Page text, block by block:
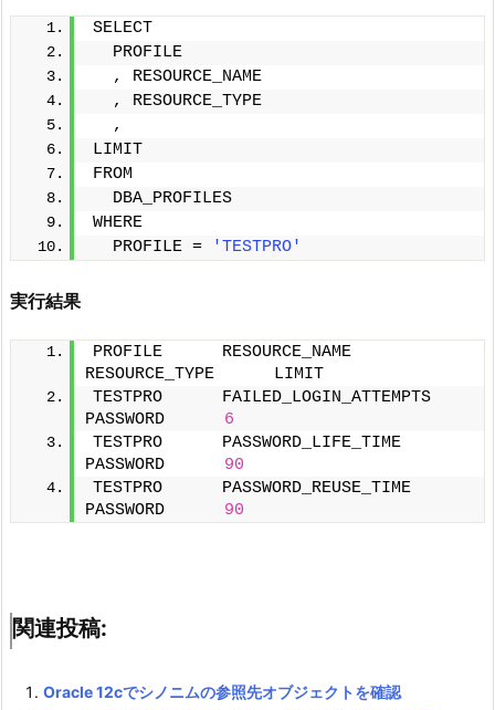
SELECT
  PROFILE
  , RESOURCE_NAME
  , RESOURCE_TYPE
  ,
LIMIT
FROM
  DBA_PROFILES
WHERE
  PROFILE =
'TESTPRO'
実行結果
PROFILE      RESOURCE_NAME
RESOURCE_TYPE      LIMIT
TESTPRO      FAILED_LOGIN_ATTEMPTS
PASSWORD 6
TESTPRO      PASSWORD_LIFE_TIME
PASSWORD 90
TESTPRO      PASSWORD_REUSE_TIME
PASSWORD 90
関連投稿:
Oracle 12cでシノニムの参照先オブジェクトを確認